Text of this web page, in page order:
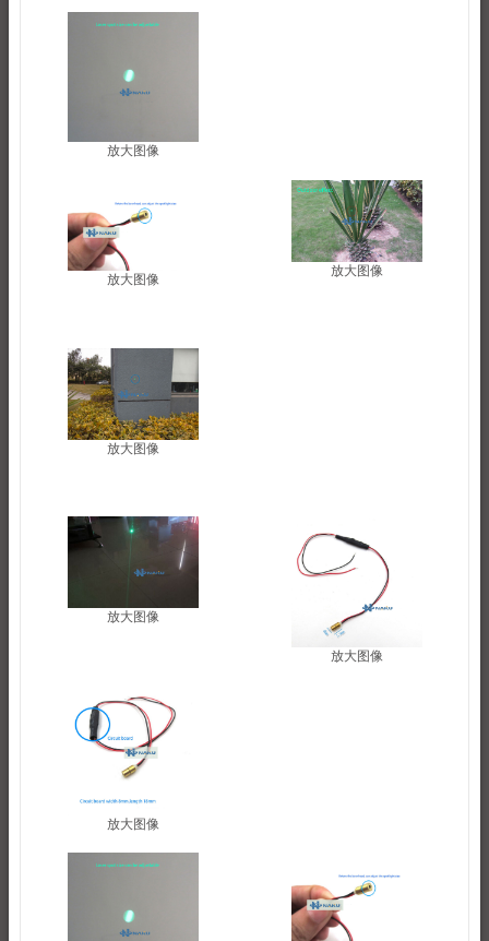
放大图像
放大图像
放大图像
放大图像
放大图像
放大图像
放大图像